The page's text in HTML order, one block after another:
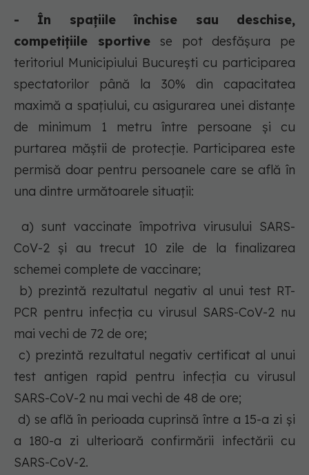
- În spațiile închise sau deschise,
competițiile sportive se pot desfășura pe
teritoriul Municipiului București cu participarea
spectatorilor până la 30% din capacitatea
maximă a spațiului, cu asigurarea unei distanțe
de minimum 1 metru între persoane și cu
purtarea măștii de protecție. Participarea este
permisă doar pentru persoanele care se află în
una dintre următoarele situații:
a) sunt vaccinate împotriva virusului SARS-
CoV-2 și au trecut 10 zile de la finalizarea
schemei complete de vaccinare;
b) prezintă rezultatul negativ al unui test RT-
PCR pentru infecția cu virusul SARS-CoV-2 nu
mai vechi de 72 de ore;
c) prezintă rezultatul negativ certificat al unui
test antigen rapid pentru infecția cu virusul
SARS-CoV-2 nu mai vechi de 48 de ore;
d) se află în perioada cuprinsă între a 15-a zi și
a 180-a zi ulterioară confirmării infectării cu
SARS-CoV-2.